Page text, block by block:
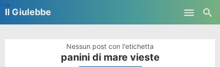
Il Giulebbe
Nessun post con l'etichetta
panini di mare vieste